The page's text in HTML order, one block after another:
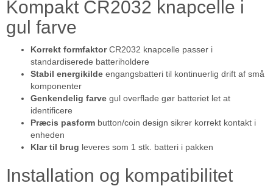
Kompakt CR2032 knapcelle i
gul farve
Korrekt formfaktorCR2032 knapcelle passer i
standardiserede batteriholdere
Stabil energikilde engangsbatteri til kontinuerlig drift af små
komponenter
Genkendelig farve gul overflade gør batteriet let at
identificere
Præcis pasform button/coin design sikrer korrekt kontakt i
enheden
Klar til brug leveres som 1 stk. batteri i pakken
Installation og kompatibilitet